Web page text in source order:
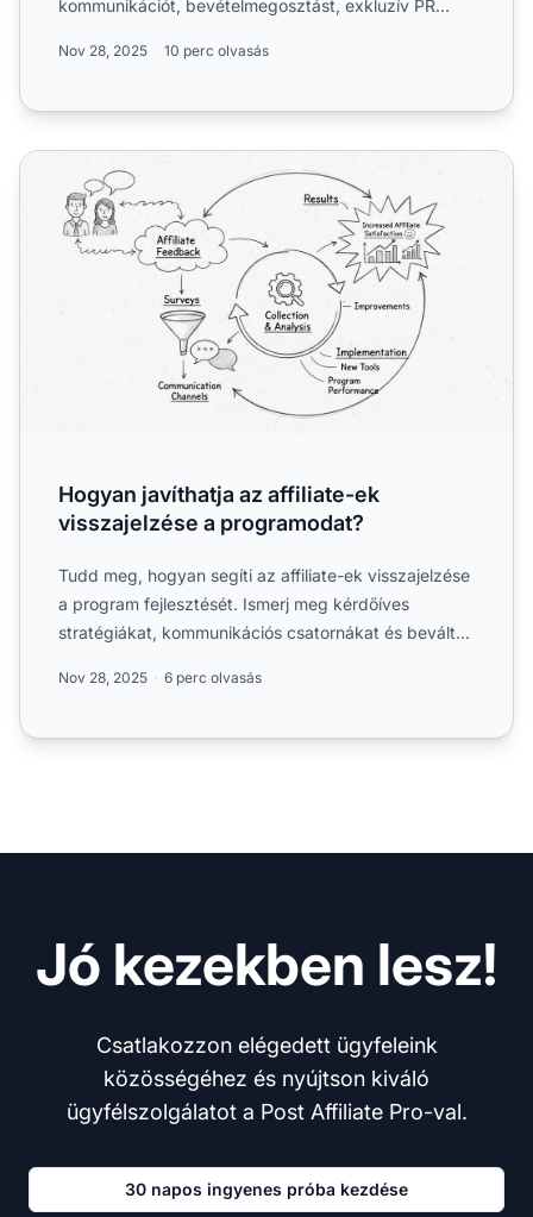
kommunikációt, bevételmegosztást, exkluzív PR
Nov 28, 2025 10 perc olvasás
Hogyan javíthatja az affiliate-ek visszajelzése a
Hogyan javíthatja az affiliate-ek
visszajelzése a programodat?
Tudd meg, hogyan segíti az affiliate-ek visszajelzése
a program fejlesztését. Ismerj meg kérdőíves
stratégiákat, kommunikációs csatornákat és bevált
Nov 28, 2025 6 perc olvasás
Jó kezekben lesz!
Csatlakozzon elégedett ügyfeleink
közösségéhez és nyújtson kiváló
ügyfélszolgálatot a Post Affiliate Pro-val.
30 napos ingyenes próba kezdése